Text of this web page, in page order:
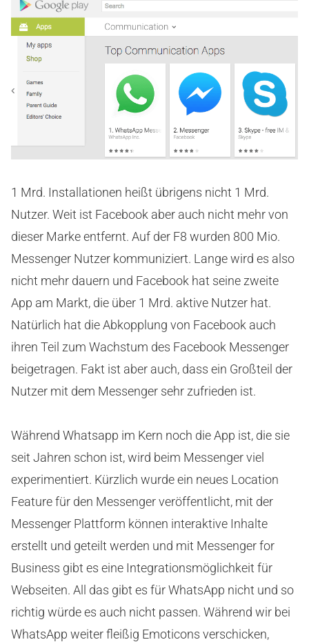
1 Mrd. Installationen heißt übrigens nicht 1 Mrd.
Nutzer. Weit ist Facebook aber auch nicht mehr von
dieser Marke entfernt. Auf der F8 wurden 800 Mio.
Messenger Nutzer kommuniziert. Lange wird es also
nicht mehr dauern und Facebook hat seine zweite
App am Markt, die über 1 Mrd. aktive Nutzer hat.
Natürlich hat die Abkopplung von Facebook auch
ihren Teil zum Wachstum des Facebook Messenger
beigetragen. Fakt ist aber auch, dass ein Großteil der
Nutzer mit dem Messenger sehr zufrieden ist.
Während Whatsapp im Kern noch die App ist, die sie
seit Jahren schon ist, wird beim Messenger viel
experimentiert. Kürzlich wurde ein neues Location
Feature für den Messenger veröffentlicht, mit der
Messenger Plattform können interaktive Inhalte
erstellt und geteilt werden und mit Messenger for
Business gibt es eine Integrationsmöglichkeit für
Webseiten. All das gibt es für WhatsApp nicht und so
richtig würde es auch nicht passen. Während wir bei
WhatsApp weiter fleißig Emoticons verschicken,